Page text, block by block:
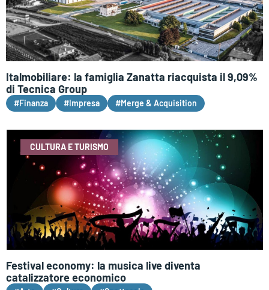
Italmobiliare: la famiglia Zanatta riacquista il 9,09%
di Tecnica Group
#Finanza #Impresa #Merge & Acquisition
CULTURA E TURISMO
Festival economy: la musica live diventa
catalizzatore economico